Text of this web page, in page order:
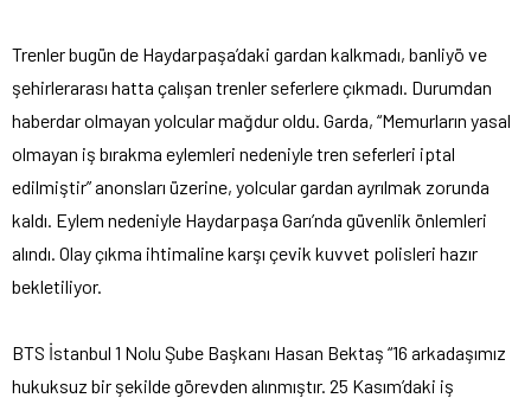
Trenler bugün de Haydarpaşa’daki gardan kalkmadı, banliyö ve
şehirlerarası hatta çalışan trenler seferlere çıkmadı. Durumdan
haberdar olmayan yolcular mağdur oldu. Garda, “Memurların yasal
olmayan iş bırakma eylemleri nedeniyle tren seferleri iptal
edilmiştir” anonsları üzerine, yolcular gardan ayrılmak zorunda
kaldı. Eylem nedeniyle Haydarpaşa Garı’nda güvenlik önlemleri
alındı. Olay çıkma ihtimaline karşı çevik kuvvet polisleri hazır
bekletiliyor.
BTS İstanbul 1 Nolu Şube Başkanı Hasan Bektaş “16 arkadaşımız
hukuksuz bir şekilde görevden alınmıştır. 25 Kasım’daki iş